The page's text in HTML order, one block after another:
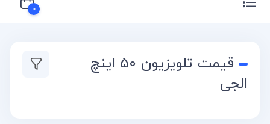
0
سبد خرید شما خالی است
قیمت تلویزیون 50 اینچ
الجی